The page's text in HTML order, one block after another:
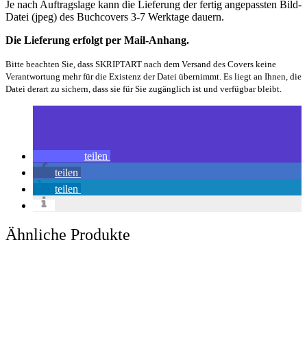
Je nach Auftragslage kann die Lieferung der fertig angepassten Bild-
Datei (jpeg) des Buchcovers 3-7 Werktage dauern.
Die Lieferung erfolgt per Mail-Anhang.
Bitte beachten Sie, dass SKRIPTART nach dem Versand des Covers keine
Verantwortung mehr für die Existenz der Datei übernimmt. Es liegt an Ihnen, die
Datei derart zu sichern, dass sie für Sie zugänglich ist und verfügbar bleibt.
teilen
teilen
teilen
Ähnliche Produkte